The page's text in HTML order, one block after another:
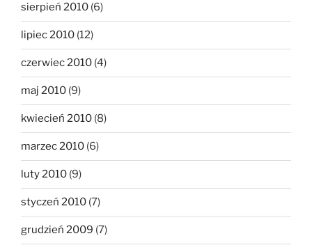
sierpień 2010 (6)
lipiec 2010 (12)
czerwiec 2010 (4)
maj 2010 (9)
kwiecień 2010 (8)
marzec 2010 (6)
luty 2010 (9)
styczeń 2010 (7)
grudzień 2009 (7)